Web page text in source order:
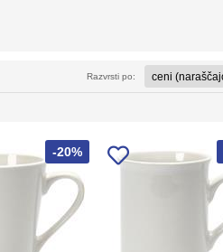
Razvrsti po:
-20%